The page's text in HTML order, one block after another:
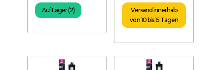
Auf Lager (2)
Versand innerhalb
von 10 bis 15 Tagen